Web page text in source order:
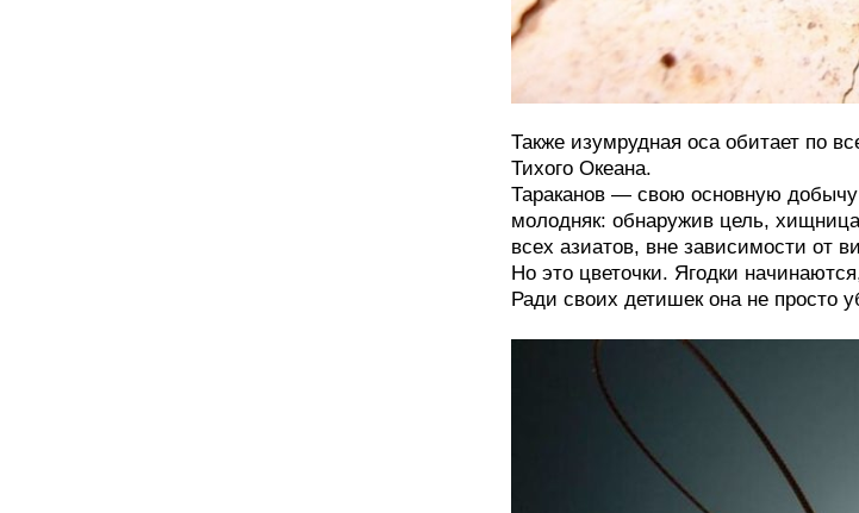
Также изумрудная оса обитает по
Тихого Океана.
Тараканов — свою основную
молодняк: обнаружив цель,
всех азиатов, вне зависимости от
Но это цветочки. Ягодки
Ради своих детишек она не просто